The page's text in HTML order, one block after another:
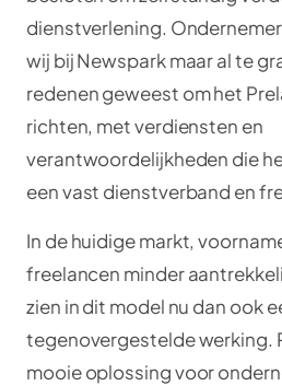
dienstverlening.
wij bij Newspark maar al te
redenen geweest om het
richten, met verdiensten en
verantwoordelijkheden die
een vast dienstverband en
In de huidige markt,
freelancen minder
zien in dit model nu dan ook
tegenovergestelde werking.
mooie oplossing voor